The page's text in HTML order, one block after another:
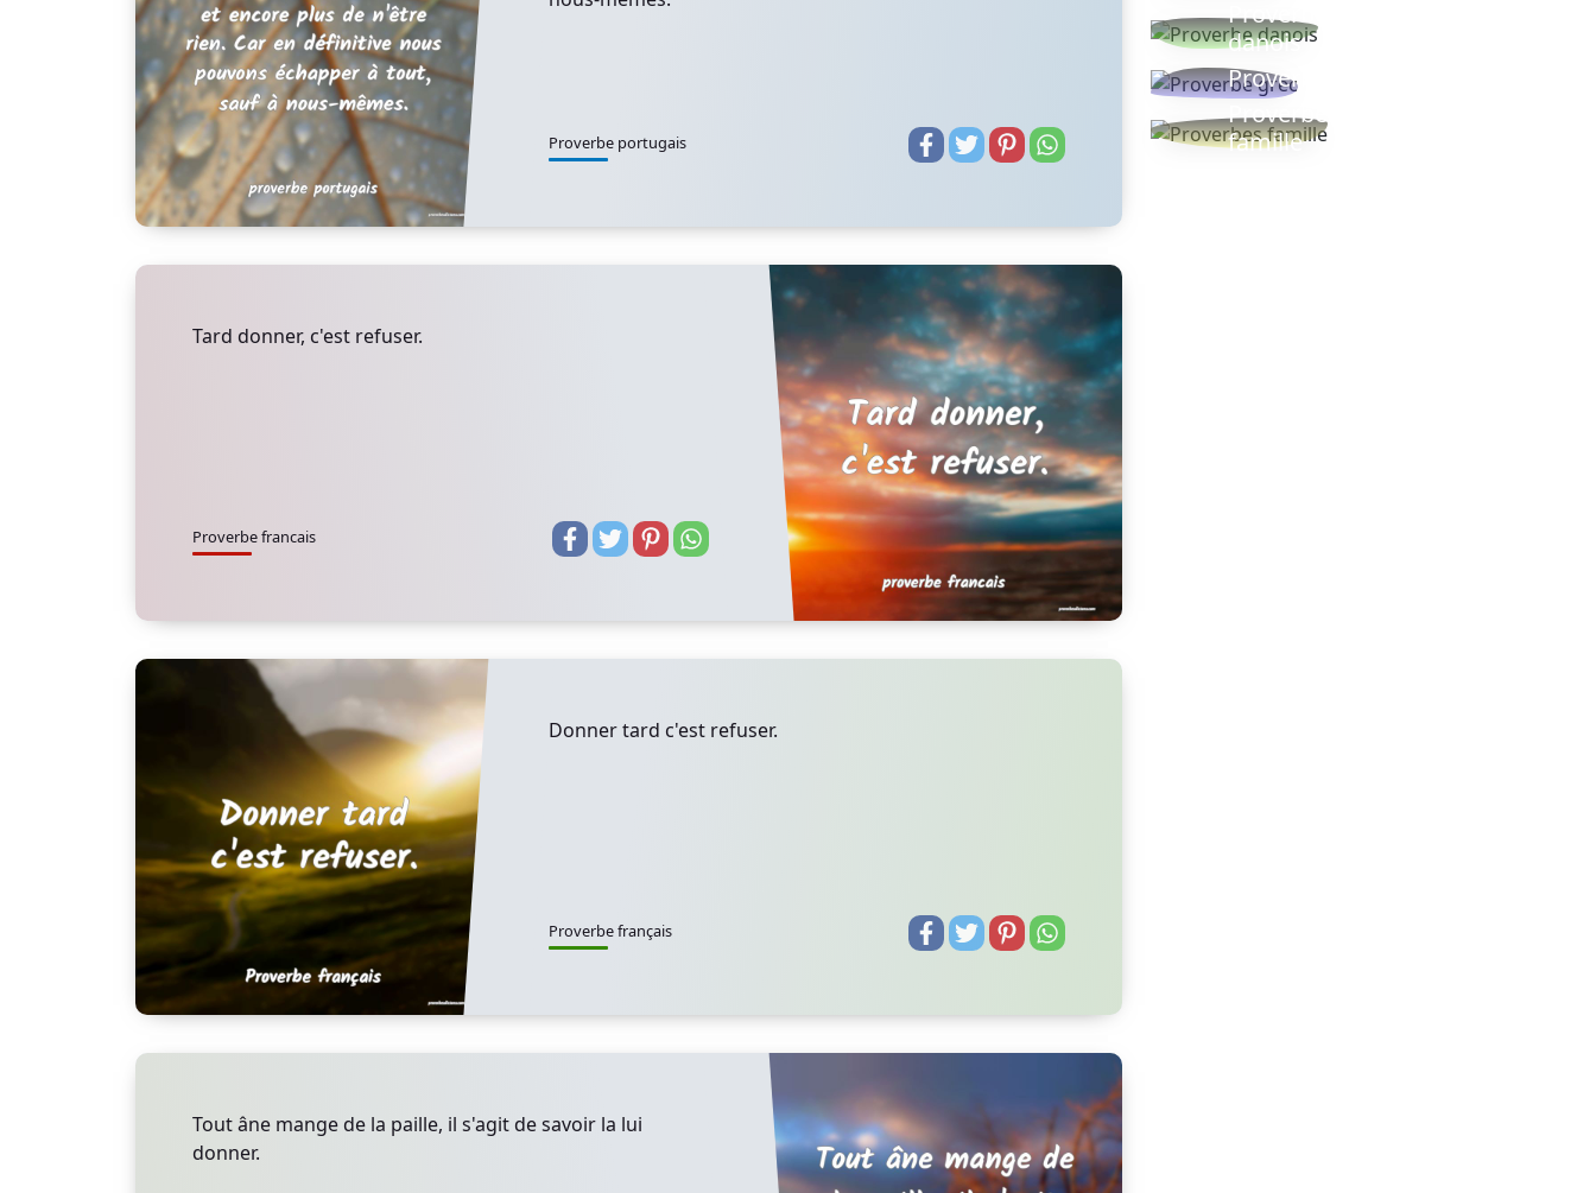
Proverbe portugais
Tard donner, c'est refuser.
Proverbe francais
Donner tard c'est refuser.
Proverbe français
Tout âne mange de la paille, il s'agit de savoir la lui
donner.
Proverbe
danois
Proverbe grec
Proverbes
famille